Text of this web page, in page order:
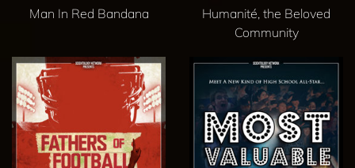
Man In Red Bandana
Humanité, the Beloved
Community